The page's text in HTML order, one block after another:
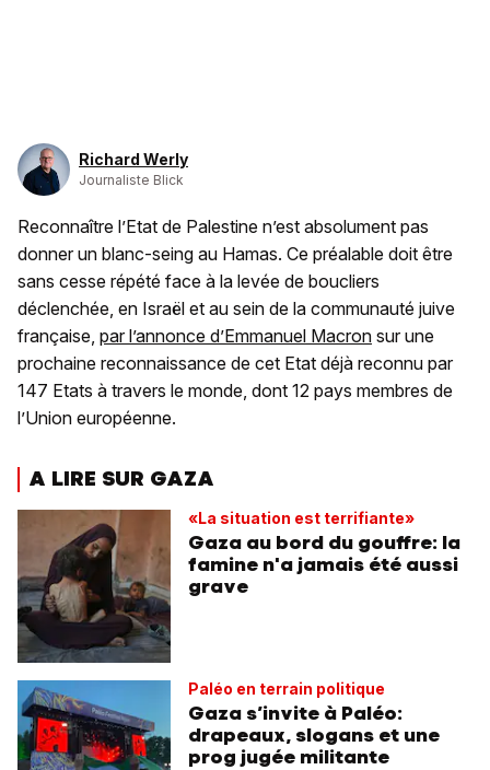
Richard Werly
Journaliste Blick
Reconnaître l’Etat de Palestine n’est absolument pas
donner un blanc-seing au Hamas. Ce préalable doit être
sans cesse répété face à la levée de boucliers
déclenchée, en Israël et au sein de la communauté juive
française, par l’annonce d’Emmanuel Macron sur une
prochaine reconnaissance de cet Etat déjà reconnu par
147 Etats à travers le monde, dont 12 pays membres de
l’Union européenne.
A LIRE SUR GAZA
«La situation est terrifiante»
Gaza au bord du gouffre: la
famine n'a jamais été aussi
grave
Paléo en terrain politique
Gaza s’invite à Paléo:
drapeaux, slogans et une
prog jugée militante